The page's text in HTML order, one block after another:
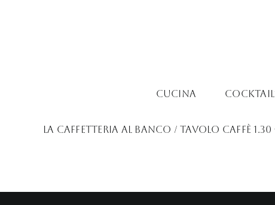
Cucina
LA CAFFETTERIA al banco / tavolo Caffè 1.30